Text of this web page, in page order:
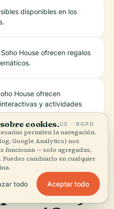
disponibles en los
House ofrecen regalos
House ofrecen
y actividades
y
cookies.UE · RGPD
permiten la navegación.
Google Analytics) nos
funcionan — solo agregadas,
Puedes cambiarlo en cualquier
todo Aceptar todo